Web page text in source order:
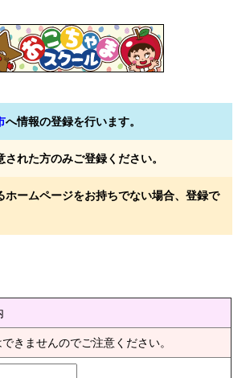
へ情報の登録を行います。
された方のみご登録ください。
ームページをお持ちでない場合、登録で
きませんのでご注意ください。